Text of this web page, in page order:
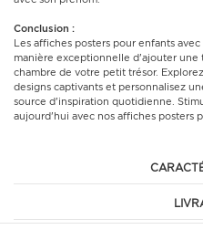
Conclusion :
Les affiches posters pour enfants
manière exceptionnelle d'ajouter
chambre de votre petit trésor.
designs captivants et personnalisez
source d'inspiration quotidienne.
aujourd'hui avec nos affiches posters